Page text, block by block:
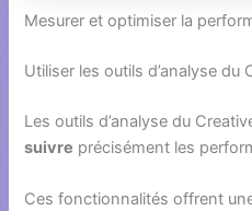
Mesurer et optimiser la
Utiliser les outils d’analyse du
Les outils d’analyse du
suivre précisément les
Ces fonctionnalités offrent